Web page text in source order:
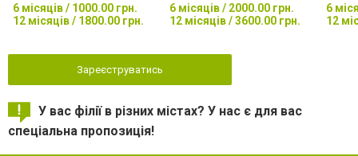
6 місяців / 1000.00 грн.
12 місяців / 1800.00 грн.
6 місяців / 2000.00 грн.
12 місяців / 3600.00 грн.
6
12
Зареєструватись
У вас філії в різних містах? У нас є для вас
спеціальна пропозиція!